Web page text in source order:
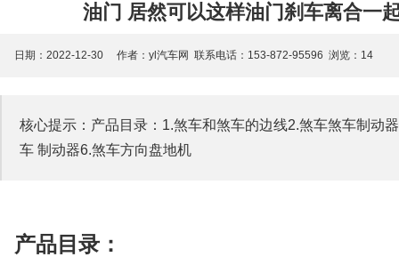
油门 居然可以这样油门刹车离合一
日期：2022-12-30 作者：yl汽车网 联系电话：153-872-95596 浏览： 14
核心提示：产品目录：1.煞车和煞车的边线2.煞车煞车制动
车 制动器6.煞车方向盘地机
产品目录：